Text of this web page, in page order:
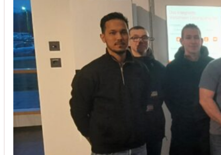
Installation von Klimaanlagen
SERVICE
Wir legen großen Wert auf Qualität und
Kundenzufriedenheit. Bei der Installation von
Klimaanlagen verwenden wir nur hochwertige
Produkte führender Hersteller und gewährleisten,
dass jede Installation nicht nur effizient, sondern
auch energieeinsparend ist.